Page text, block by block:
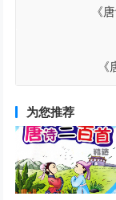
《
为您推荐